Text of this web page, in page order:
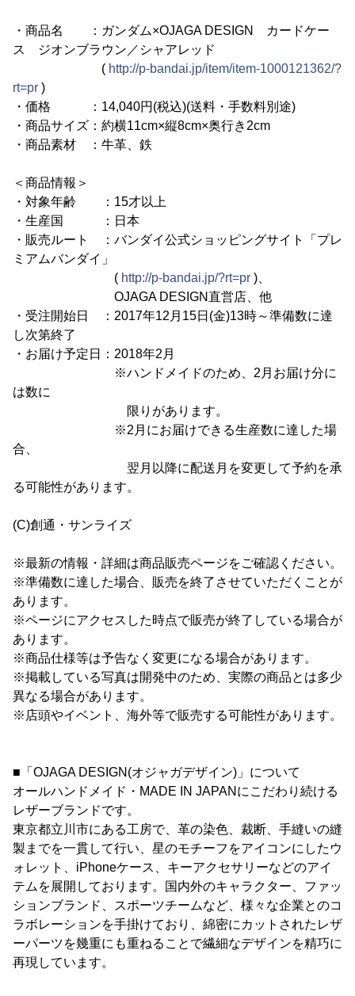
・商品名 ：ガンダム×OJAGA DESIGN カードケー
ス ジオンブラウン／シャアレッド
( http://p-bandai.jp/item/item-1000121362/?
rt=pr )
・価格 ：14,040円(税込)(送料・手数料別途)
・商品サイズ：約横11cm×縦8cm×奥行き2cm
・商品素材 ：牛革、鉄
＜商品情報＞
・対象年齢 ：15才以上
・生産国 ：日本
・販売ルート ：バンダイ公式ショッピングサイト「プレ
ミアムバンダイ」
( http://p-bandai.jp/?rt=pr )、
OJAGA DESIGN直営店、他
・受注開始日 ：2017年12月15日(金)13時～準備数に達
し次第終了
・お届け予定日：2018年2月
※ハンドメイドのため、2月お届け分に
は数に
限りがあります。
※2月にお届けできる生産数に達した場
合、
翌月以降に配送月を変更して予約を承
る可能性があります。
(C)創通・サンライズ
※最新の情報・詳細は商品販売ページをご確認ください。
※準備数に達した場合、販売を終了させていただくことが
あります。
※ページにアクセスした時点で販売が終了している場合が
あります。
※商品仕様等は予告なく変更になる場合があります。
※掲載している写真は開発中のため、実際の商品とは多少
異なる場合があります。
※店頭やイベント、海外等で販売する可能性があります。
■「OJAGA DESIGN(オジャガデザイン)」について
オールハンドメイド・MADE IN JAPANにこだわり続ける
レザーブランドです。
東京都立川市にある工房で、革の染色、裁断、手縫いの縫
製までを一貫して行い、星のモチーフをアイコンにしたウ
ォレット、iPhoneケース、キーアクセサリーなどのアイ
テムを展開しております。国内外のキャラクター、ファッ
ションブランド、スポーツチームなど、様々な企業とのコ
ラボレーションを手掛けており、綿密にカットされたレザ
ーパーツを幾重にも重ねることで繊細なデザインを精巧に
再現しています。